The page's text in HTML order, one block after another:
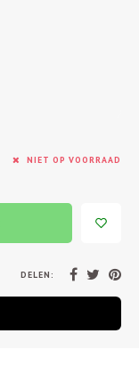
NIET OP VOORRAAD
DELEN: